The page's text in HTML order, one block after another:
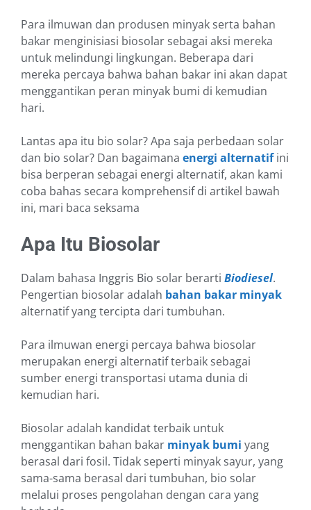
Para ilmuwan dan produsen minyak serta bahan
bakar menginisiasi biosolar sebagai aksi mereka
untuk melindungi lingkungan. Beberapa dari
mereka percaya bahwa bahan bakar ini akan dapat
menggantikan peran minyak bumi di kemudian
hari.
Lantas apa itu bio solar? Apa saja perbedaan solar
dan bio solar? Dan bagaimana energi alternatifini
bisa berperan sebagai energi alternatif, akan kami
coba bahas secara komprehensif di artikel bawah
ini, mari baca seksama
Apa Itu Biosolar
Dalam bahasa Inggris Bio solar berarti Biodiesel.
Pengertian biosolar adalah bahan bakar minyak
alternatif yang tercipta dari tumbuhan.
Para ilmuwan energi percaya bahwa biosolar
merupakan energi alternatif terbaik sebagai
sumber energi transportasi utama dunia di
kemudian hari.
Biosolar adalah kandidat terbaik untuk
menggantikan bahan bakar minyak bumi yang
berasal dari fosil. Tidak seperti minyak sayur, yang
sama-sama berasal dari tumbuhan, bio solar
melalui proses pengolahan dengan cara yang